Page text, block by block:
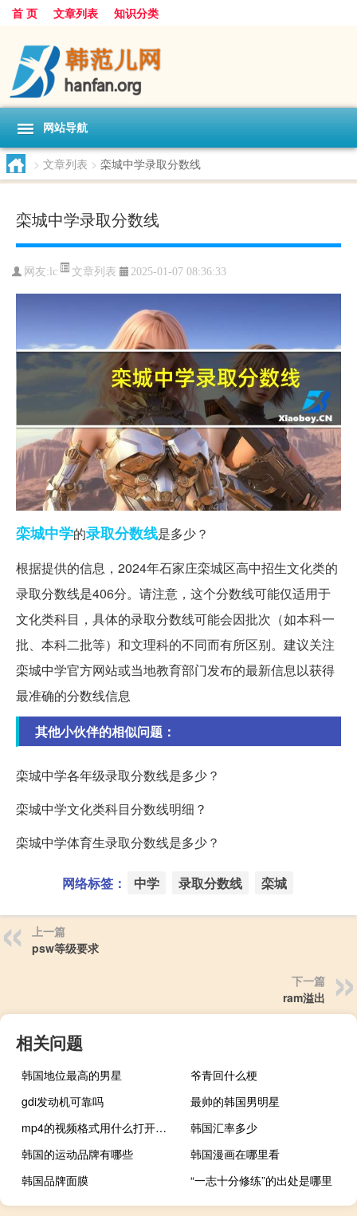
首 页 文章列表 知识分类
网站导航
> 文章列表 > 栾城中学录取分数线
栾城中学录取分数线
网友: lc 文章列表 2025-01-07 08:36:33
栾城中学的录取分数线是多少？
根据提供的信息，2024年石家庄栾城区高中招生文化类的
录取分数线是406分。请注意，这个分数线可能仅适用于
文化类科目，具体的录取分数线可能会因批次（如本科一
批、本科二批等）和文理科的不同而有所区别。建议关注
栾城中学官方网站或当地教育部门发布的最新信息以获得
最准确的分数线信息
其他小伙伴的相似问题：
栾城中学各年级录取分数线是多少？
栾城中学文化类科目分数线明细？
栾城中学体育生录取分数线是多少？
网络标签： 中学 录取分数线 栾城
上一篇
psw等级要求
下一篇
ram溢出
相关问题
韩国地位最高的男星
爷青回什么梗
gdi发动机可靠吗
最帅的韩国男明星
mp4的视频格式用什么打开（mp4的视频格式是什么）
韩国汇率多少
韩国的运动品牌有哪些
韩国漫画在哪里看
韩国品牌面膜
“一志十分修练”的出处是哪里